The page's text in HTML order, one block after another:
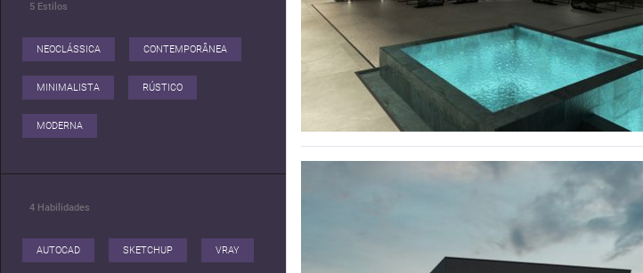
5 Estilos
NEOCLÁSSICA CONTEMPORÂNEA
MINIMALISTA RÚSTICO
MODERNA
4 Habilidades
AUTOCAD SKETCHUP VRAY